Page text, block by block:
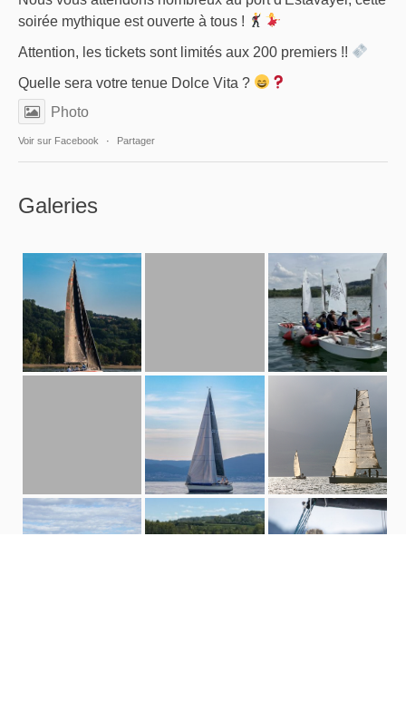
soirée mythique est ouverte à tous !
Attention, les tickets sont limités aux 200 premiers !!
Quelle sera votre tenue Dolce Vita ?
Photo
Voir sur Facebook · Partager
Galeries